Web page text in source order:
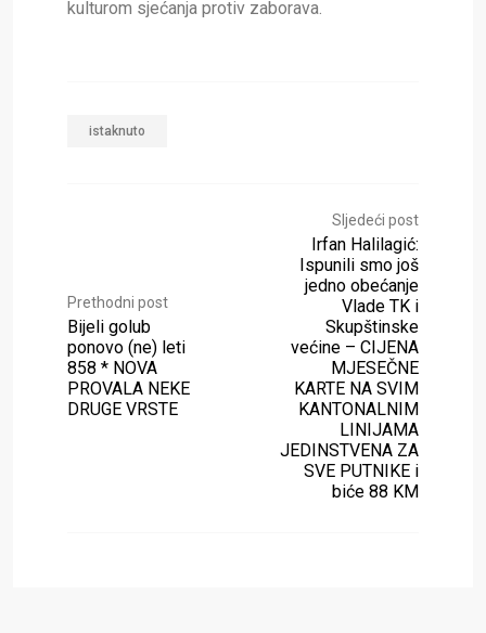
kulturom sjećanja protiv zaborava.
istaknuto
Prethodni post
Bijeli golub
ponovo (ne) leti
858 * NOVA
PROVALA NEKE
DRUGE VRSTE
Sljedeći post
Irfan Halilagić:
Ispunili smo još
jedno obećanje
Vlade TK i
Skupštinske
većine – CIJENA
MJESEČNE
KARTE NA SVIM
KANTONALNIM
LINIJAMA
JEDINSTVENA ZA
SVE PUTNIKE i
biće 88 KM